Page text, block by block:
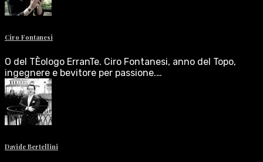
Ciro Fontanesi
O del TÈologo ErranTe. Ciro Fontanesi, anno del Topo,
ingegnere e bevitore per passione.…
Davide Bertellini